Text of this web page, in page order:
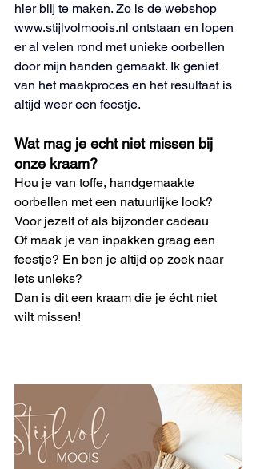
hier blij te maken. Zo is de webshop
www.stijlvolmoois.nl ontstaan en lopen
er al velen rond met unieke oorbellen
door mijn handen gemaakt. Ik geniet
van het maakproces en het resultaat is
altijd weer een feestje.
Wat mag je echt niet missen bij
onze kraam?
Hou je van toffe, handgemaakte
oorbellen met een natuurlijke look?
Voor jezelf of als bijzonder cadeau
Of maak je van inpakken graag een
feestje? En ben je altijd op zoek naar
iets unieks?
Dan is dit een kraam die je écht niet
wilt missen!